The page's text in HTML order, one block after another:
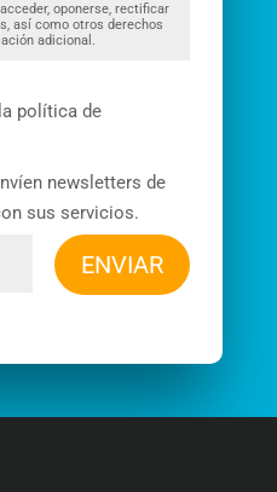
oponerse, rectificar
así como otros derechos
adicional.
política de
newsletters de
sus servicios.
ENVIAR